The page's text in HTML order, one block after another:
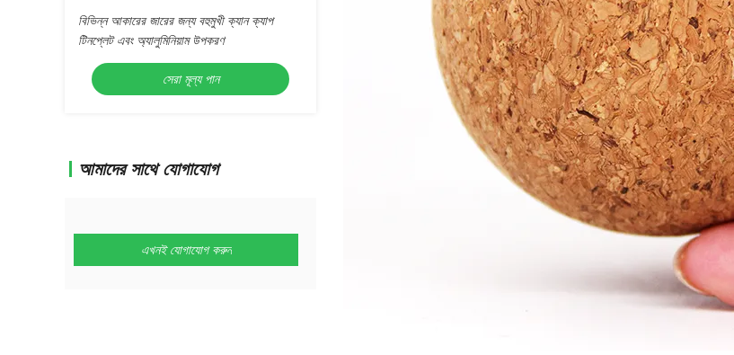
বিভিন্ন আকারের জারের জন্য বহুমুখী ক্যান ক্যাপ
টিনপ্লেট এবং অ্যালুমিনিয়াম উপকরণ
সেরা মূল্য পান
আমাদের সাথে যোগাযোগ
এখনই যোগাযোগ করুন